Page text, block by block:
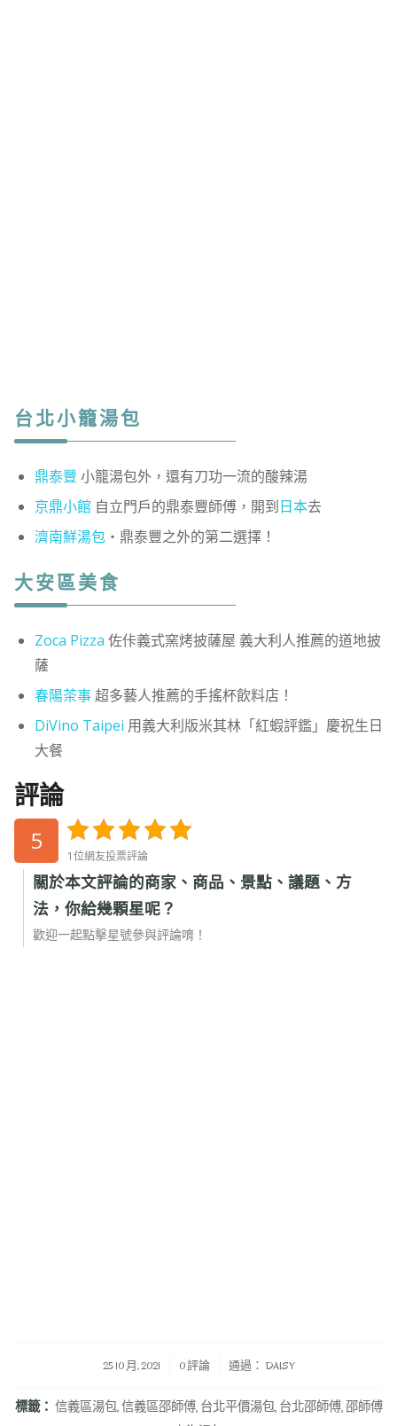
台北小籠湯包
鼎泰豐 小籠湯包外，還有刀功一流的酸辣湯
京鼎小館自立門戶的鼎泰豐師傅，開到日本去
濟南鮮湯包・鼎泰豐之外的第二選擇！
大安區美食
Zoca Pizza 佐佧義式窯烤披薩屋 義大利人推薦的道地披
薩
春陽茶事超多藝人推薦的手搖杯飲料店！
DiVino Taipei 用義大利版米其林「紅蝦評鑑」慶祝生日
大餐
評論
5
1位網友投票評論
關於本文評論的商家、商品、景點、議題、方
法，你給幾顆星呢？
歡迎一起點擊星號參與評論唷！
25 10 月, 2021
/ 0 評論 通過： DAISY
標籤： 信義區湯包,信義區邵師傅, 台北平價湯包, 台北邵師傅,邵師傅